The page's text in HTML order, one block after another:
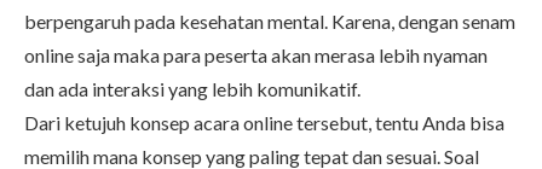
berpengaruh pada kesehatan mental. Karena, dengan senam
online saja maka para peserta akan merasa lebih nyaman
dan ada interaksi yang lebih komunikatif.
Dari ketujuh konsep acara online tersebut, tentu Anda bisa
memilih mana konsep yang paling tepat dan sesuai. Soal